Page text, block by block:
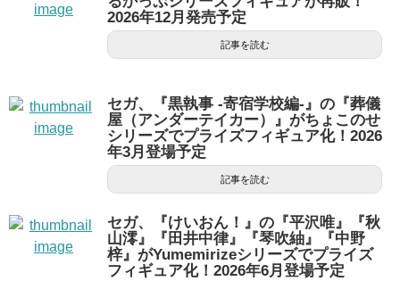
2026年12月発売予定
記事を読む
セガ、『黒執事 -寄宿学校編-』の『葬儀
屋（アンダーテイカー）』がちょこのせ
シリーズでプライズフィギュア化！2026
年3月登場予定
記事を読む
セガ、『けいおん！』の『平沢唯』『秋
山澪』『田井中律』『琴吹紬』『中野
梓』がYumemirizeシリーズでプライズ
フィギュア化！2026年6月登場予定